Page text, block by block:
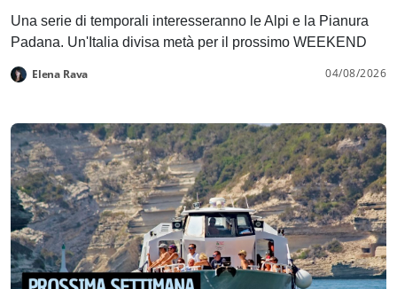
Una serie di temporali interesseranno le Alpi e la Pianura
Padana. Un'Italia divisa metà per il prossimo WEEKEND
Elena Rava 04/08/2026